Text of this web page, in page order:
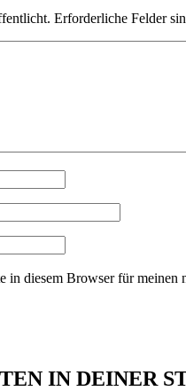
Erforderliche Felder
in diesem Browser für meinen
IN DEINER